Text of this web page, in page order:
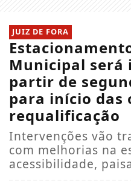
JUIZ DE FORA
Municipal
partir de
para início das
requalificação
Intervenções vão
com melhorias na
acessibilidade,